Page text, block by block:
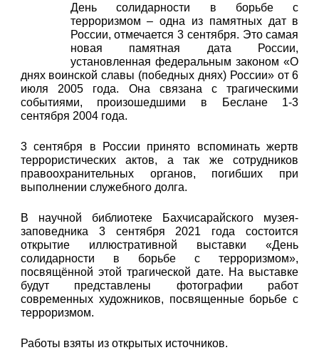
День солидарности в борьбе с
терроризмом – одна из памятных дат в
России, отмечается 3 сентября. Это самая
новая памятная дата России,
установленная федеральным законом «О
днях воинской славы (победных днях) России» от 6
июля 2005 года. Она связана с трагическими
событиями, произошедшими в Беслане 1-3
сентября 2004 года.
3 сентября в России принято вспоминать жертв
террористических актов, а так же сотрудников
правоохранительных органов, погибших при
выполнении служебного долга.
В научной библиотеке Бахчисарайского музея-
заповедника 3 сентября 2021 года состоится
открытие иллюстративной выставки «День
солидарности в борьбе с терроризмом»,
посвящённой этой трагической дате. На выставке
будут представлены фотографии работ
современных художников, посвященные борьбе с
терроризмом.
Работы взяты из открытых источников.